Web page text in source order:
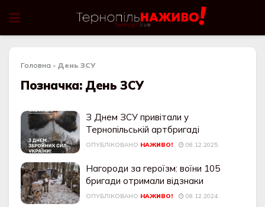
Головна » День ЗСУ
Позначка: День ЗСУ
З Днем ЗСУ привітали у
Тернопільській артбригаді
ОПУБЛІКОВАНО НАЖИВО! 06.12.2025
Нагороди за героїзм: воїни 105
бригади отримали відзнаки
ОПУБЛІКОВАНО НАЖИВО! 08.12.2024